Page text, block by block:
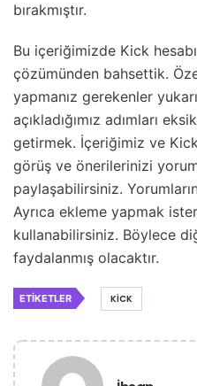
bırakmıştır.
Bu içeriğimizde Kick
çözümünden bahsettik.
yapmanız gerekenler
açıkladığımız adımları
getirmek. İçeriğimiz ve
görüş ve önerilerinizi
paylaşabilirsiniz.
Ayrıca ekleme yapmak
kullanabilirsiniz. Böylece
faydalanmış olacaktır.
ETIKETLER KICK